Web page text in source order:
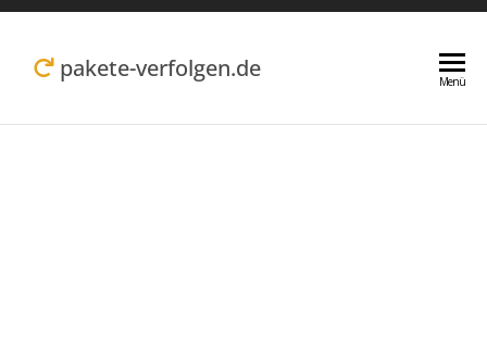
Zum
Inhalt pakete-verfolgen.de Menü